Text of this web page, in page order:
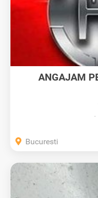
ANGAJAM
Bucuresti